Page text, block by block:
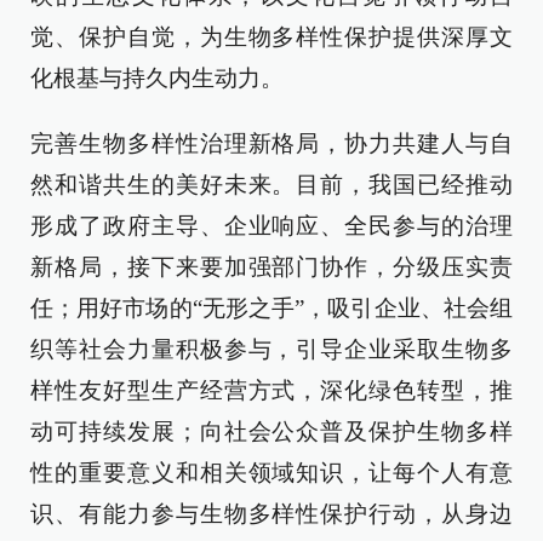
觉、保护自觉，为生物多样性保护提供深厚文
化根基与持久内生动力。
完善生物多样性治理新格局，协力共建人与自
然和谐共生的美好未来。目前，我国已经推动
形成了政府主导、企业响应、全民参与的治理
新格局，接下来要加强部门协作，分级压实责
任；用好市场的“无形之手”，吸引企业、社会组
织等社会力量积极参与，引导企业采取生物多
样性友好型生产经营方式，深化绿色转型，推
动可持续发展；向社会公众普及保护生物多样
性的重要意义和相关领域知识，让每个人有意
识、有能力参与生物多样性保护行动，从身边